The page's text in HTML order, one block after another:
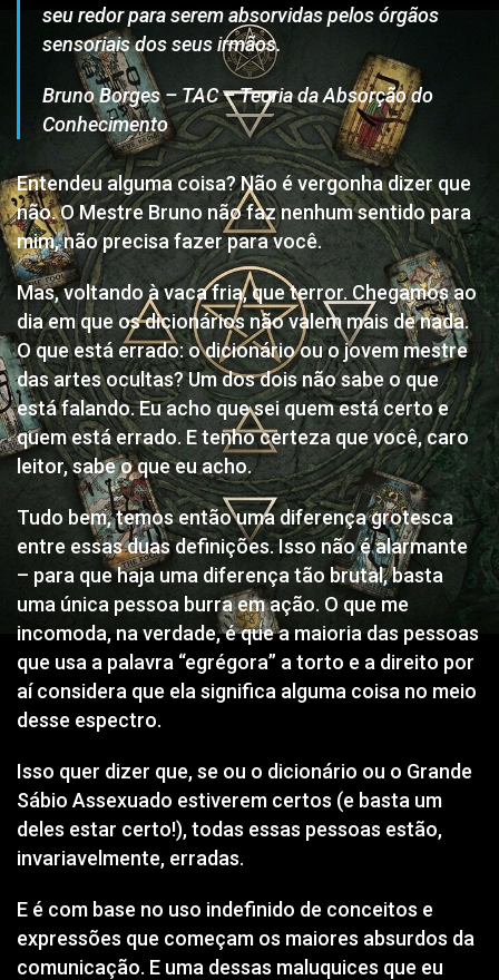
seu redor para serem absorvidas pelos órgãos
sensoriais dos seus irmãos.
Bruno Borges – TAC – Teoria da Absorção do
Conhecimento
Entendeu alguma coisa? Não é vergonha dizer que
não. O Mestre Bruno não faz nenhum sentido para
mim, não precisa fazer para você.
Mas, voltando à vaca fria, que terror. Chegamos ao
dia em que os dicionários não valem mais de nada.
O que está errado: o dicionário ou o jovem mestre
das artes ocultas? Um dos dois não sabe o que
está falando. Eu acho que sei quem está certo e
quem está errado. E tenho certeza que você, caro
leitor, sabe o que eu acho.
Tudo bem, temos então uma diferença grotesca
entre essas duas definições. Isso não é alarmante
– para que haja uma diferença tão brutal, basta
uma única pessoa burra em ação. O que me
incomoda, na verdade, é que a maioria das pessoas
que usa a palavra “egrégora” a torto e a direito por
aí considera que ela significa alguma coisa no meio
desse espectro.
Isso quer dizer que, se ou o dicionário ou o Grande
Sábio Assexuado estiverem certos (e basta um
deles estar certo!), todas essas pessoas estão,
invariavelmente, erradas.
E é com base no uso indefinido de conceitos e
expressões que começam os maiores absurdos da
comunicação. E uma dessas maluquices que eu